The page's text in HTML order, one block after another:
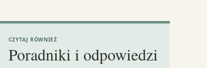
CZYTAJ RÓWNIEŻ
Poradniki i odpowiedzi